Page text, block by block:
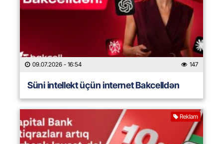
09.07.2026 - 16:54 147
Süni intellekt üçün internet Bakcelldən
Reklam